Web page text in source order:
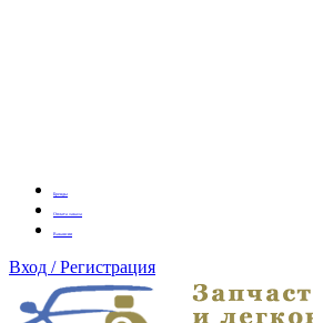
Бренды
Оплата заказа
Вакансии
Вход / Регистрация